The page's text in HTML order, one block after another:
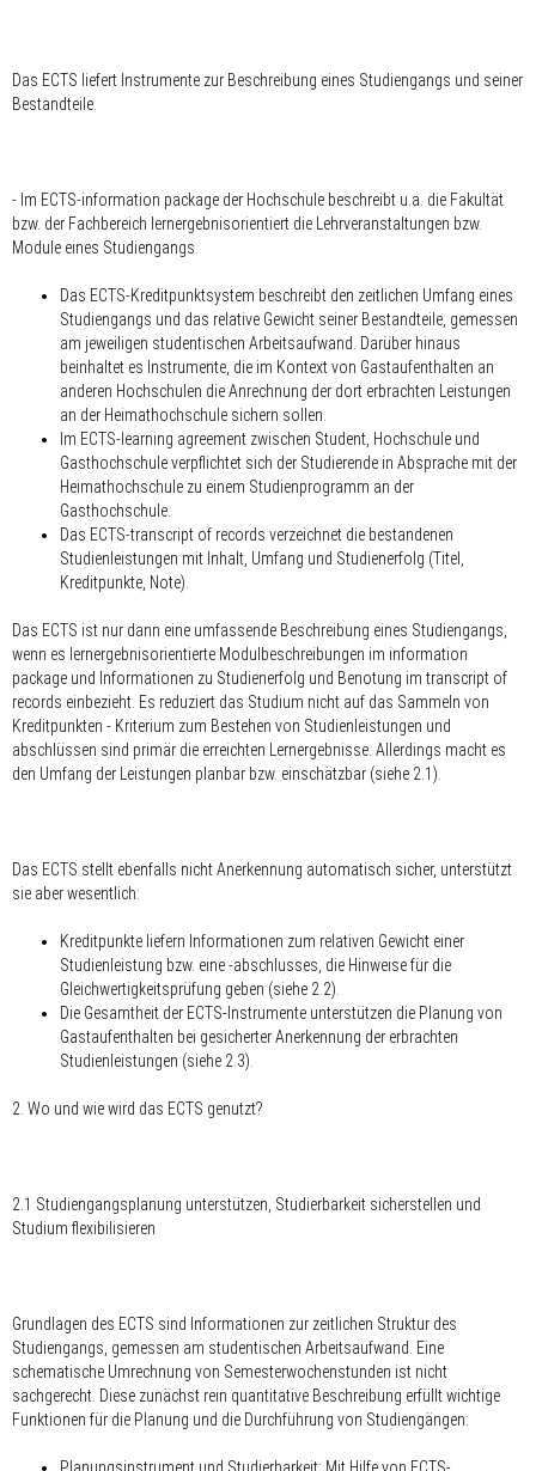
Das ECTS liefert Instrumente zur Beschreibung eines Studiengangs und seiner
Bestandteile.
- Im ECTS-information package der Hochschule beschreibt u.a. die Fakultät
bzw. der Fachbereich lernergebnisorientiert die Lehrveranstaltungen bzw.
Module eines Studiengangs.
Das ECTS-Kreditpunktsystem beschreibt den zeitlichen Umfang eines
Studiengangs und das relative Gewicht seiner Bestandteile, gemessen
am jeweiligen studentischen Arbeitsaufwand. Darüber hinaus
beinhaltet es Instrumente, die im Kontext von Gastaufenthalten an
anderen Hochschulen die Anrechnung der dort erbrachten Leistungen
an der Heimathochschule sichern sollen.
Im ECTS-learning agreement zwischen Student, Hochschule und
Gasthochschule verpflichtet sich der Studierende in Absprache mit der
Heimathochschule zu einem Studienprogramm an der
Gasthochschule.
Das ECTS-transcript of records verzeichnet die bestandenen
Studienleistungen mit Inhalt, Umfang und Studienerfolg (Titel,
Kreditpunkte, Note).
Das ECTS ist nur dann eine umfassende Beschreibung eines Studiengangs,
wenn es lernergebnisorientierte Modulbeschreibungen im information
package und Informationen zu Studienerfolg und Benotung im transcript of
records einbezieht. Es reduziert das Studium nicht auf das Sammeln von
Kreditpunkten - Kriterium zum Bestehen von Studienleistungen und
abschlüssen sind primär die erreichten Lernergebnisse. Allerdings macht es
den Umfang der Leistungen planbar bzw. einschätzbar (siehe 2.1).
Das ECTS stellt ebenfalls nicht Anerkennung automatisch sicher, unterstützt
sie aber wesentlich:
Kreditpunkte liefern Informationen zum relativen Gewicht einer
Studienleistung bzw. eine -abschlusses, die Hinweise für die
Gleichwertigkeitsprüfung geben (siehe 2.2).
Die Gesamtheit der ECTS-Instrumente unterstützen die Planung von
Gastaufenthalten bei gesicherter Anerkennung der erbrachten
Studienleistungen (siehe 2.3).
2. Wo und wie wird das ECTS genutzt?
2.1 Studiengangsplanung unterstützen, Studierbarkeit sicherstellen und
Studium flexibilisieren
Grundlagen des ECTS sind Informationen zur zeitlichen Struktur des
Studiengangs, gemessen am studentischen Arbeitsaufwand. Eine
schematische Umrechnung von Semesterwochenstunden ist nicht
sachgerecht. Diese zunächst rein quantitative Beschreibung erfüllt wichtige
Funktionen für die Planung und die Durchführung von Studiengängen: